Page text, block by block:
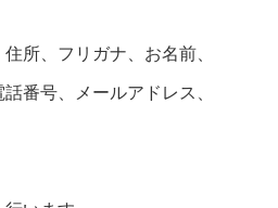
所、フリガナ、お名前、
番号、メールアドレス、